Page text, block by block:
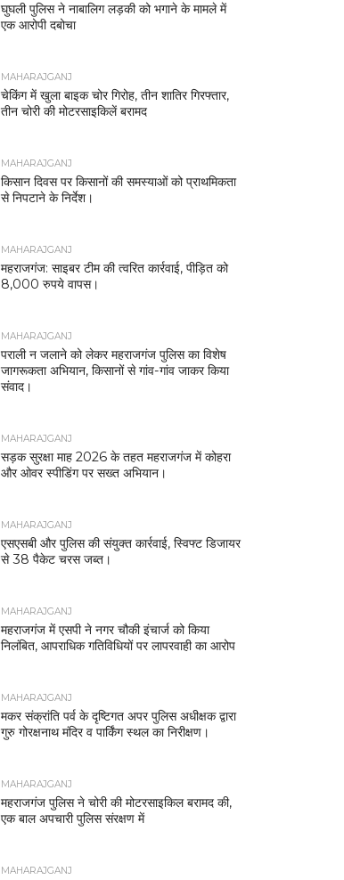
घुघली पुलिस ने नाबालिग लड़की को भगाने के मामले में
एक आरोपी दबोचा
MAHARAJGANJ
चेकिंग में खुला बाइक चोर गिरोह, तीन शातिर गिरफ्तार,
तीन चोरी की मोटरसाइकिलें बरामद
MAHARAJGANJ
किसान दिवस पर किसानों की समस्याओं को प्राथमिकता
से निपटाने के निर्देश।
MAHARAJGANJ
महराजगंज: साइबर टीम की त्वरित कार्रवाई, पीड़ित को
8,000 रुपये वापस।
MAHARAJGANJ
पराली न जलाने को लेकर महराजगंज पुलिस का विशेष
जागरूकता अभियान, किसानों से गांव-गांव जाकर किया
संवाद।
MAHARAJGANJ
सड़क सुरक्षा माह 2026 के तहत महराजगंज में कोहरा
और ओवर स्पीडिंग पर सख्त अभियान।
MAHARAJGANJ
एसएसबी और पुलिस की संयुक्त कार्रवाई, स्विफ्ट डिजायर
से 38 पैकेट चरस जब्त।
MAHARAJGANJ
महराजगंज में एसपी ने नगर चौकी इंचार्ज को किया
निलंबित, आपराधिक गतिविधियों पर लापरवाही का आरोप
MAHARAJGANJ
मकर संक्रांति पर्व के दृष्टिगत अपर पुलिस अधीक्षक द्वारा
गुरु गोरक्षनाथ मंदिर व पार्किंग स्थल का निरीक्षण।
MAHARAJGANJ
महराजगंज पुलिस ने चोरी की मोटरसाइकिल बरामद की,
एक बाल अपचारी पुलिस संरक्षण में
MAHARAJGANJ